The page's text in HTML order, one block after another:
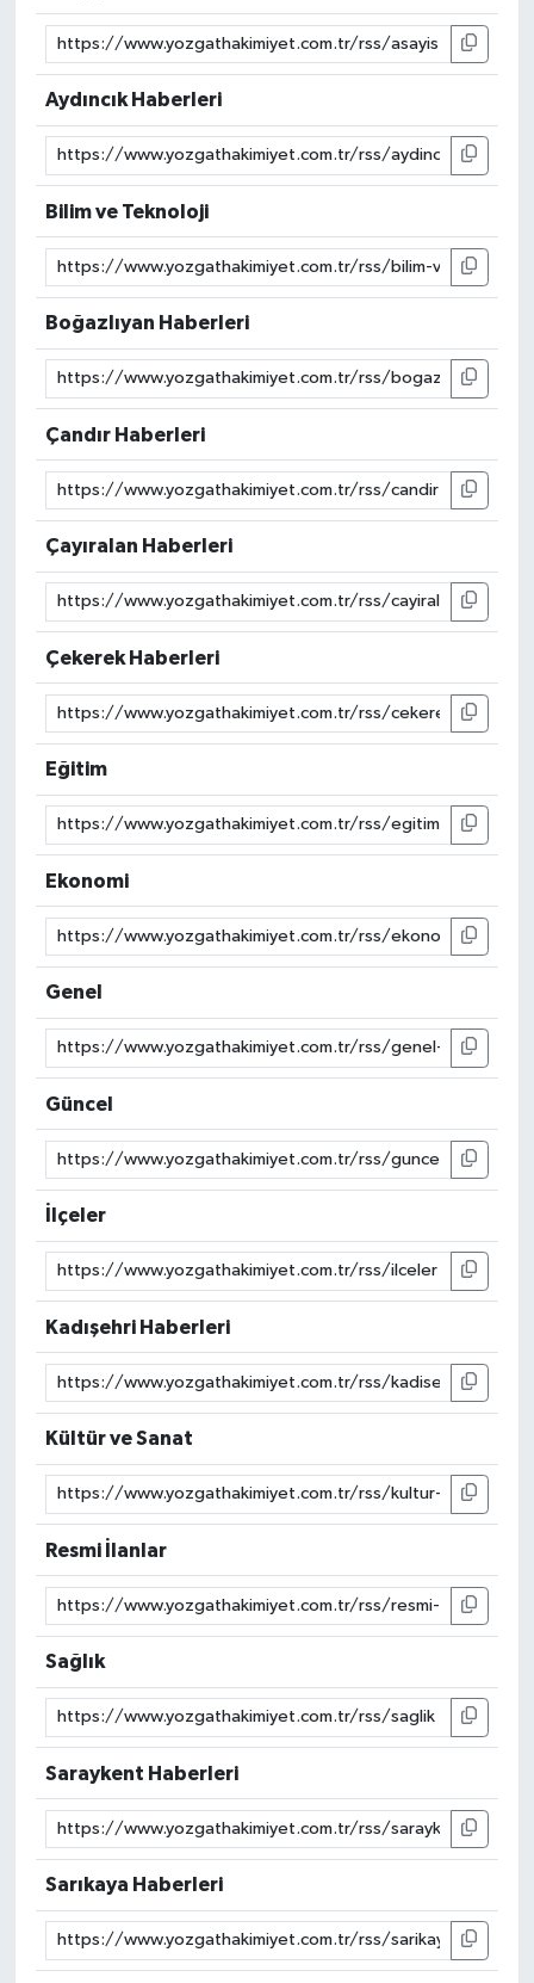
Aydıncık Haberleri
Bilim ve Teknoloji
Boğazlıyan Haberleri
Çandır Haberleri
Çayıralan Haberleri
Çekerek Haberleri
Eğitim
Ekonomi
Genel
Güncel
İlçeler
Kadışehri Haberleri
Kültür ve Sanat
Resmi İlanlar
Sağlık
Saraykent Haberleri
Sarıkaya Haberleri